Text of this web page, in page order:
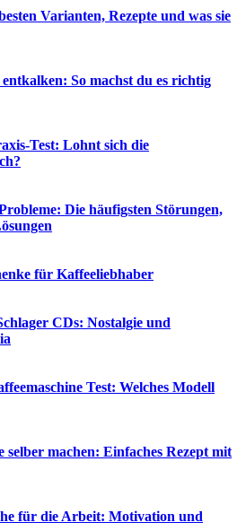
Varianten, Rezepte und was sie
entkalken: So machst du es richtig
Test: Lohnt sich die
Die häufigsten Störungen,
für Kaffeeliebhaber
CDs: Nostalgie und
Test: Welches Modell
machen: Einfaches Rezept mit
für die Arbeit: Motivation und